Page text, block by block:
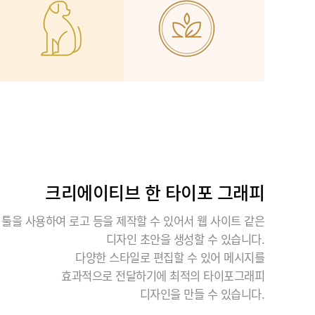
크리에이티브 한 타이포 그래피
을 사용하여 로고 등을 제작할 수 있어서 웹 사이트 같은
디자인 초안을 생성할 수 있습니다.
다양한 스타일로 편집할 수 있어 메시지를
효과적으로 전달하기에 최적의 타이포그래피
디자인을 만들 수 있습니다.